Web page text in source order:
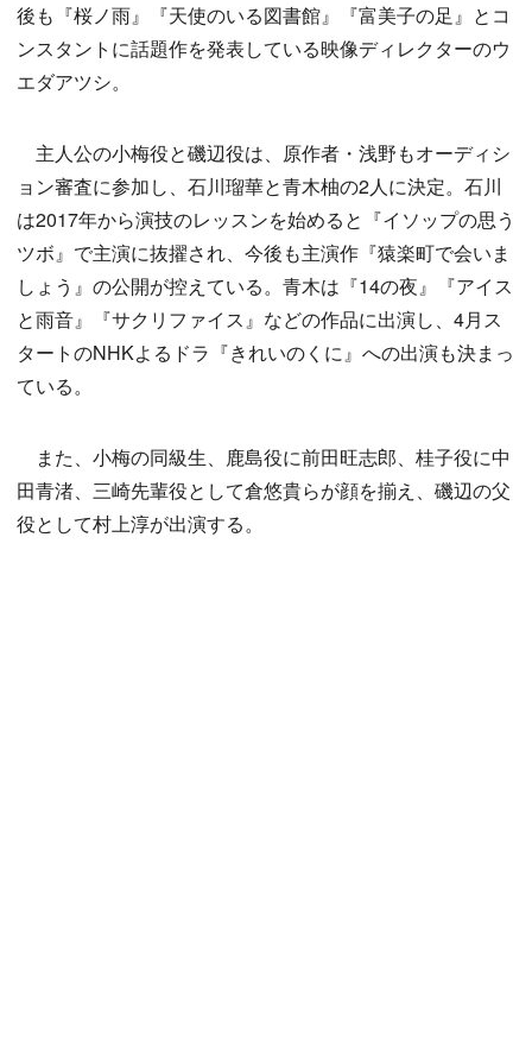
後も『桜ノ雨』『天使のいる図書館』『富美子の足』とコ
ンスタントに話題作を発表している映像ディレクターのウ
エダアツシ。
主人公の小梅役と磯辺役は、原作者・浅野もオーディシ
ョン審査に参加し、石川瑠華と青木柚の2人に決定。石川
は2017年から演技のレッスンを始めると『イソップの思う
ツボ』で主演に抜擢され、今後も主演作『猿楽町で会いま
しょう』の公開が控えている。 青木は『14の夜』『アイス
と雨音』『サクリファイス』などの作品に出演し、4月ス
タートのNHKよるドラ『きれいのくに』への出演も決まっ
ている。
また、小梅の同級生、鹿島役に前田旺志郎、桂子役に中
田青渚、三崎先輩役として倉悠貴らが顔を揃え、磯辺の父
役として村上淳が出演する。